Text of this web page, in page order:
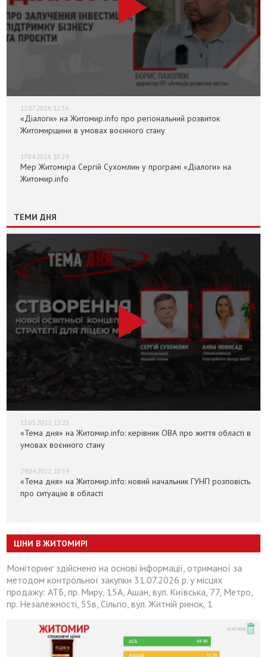
12.07.2024, 12:36
«Діалоги» на Житомир.info про регіональний розвиток
Житомирщини в умовах воєнного стану
17.04.2024, 10:29
Мер Житомира Сергій Сухомлин у програмі «Діалоги» на
Житомир.info
ТЕМИ ДНЯ
13.05.2022, 13:25
«Тема дня» на Житомир.info: керівник ОВА про життя області в
умовах воєнного стану
29.04.2022, 10:59
«Тема дня» на Житомир.info: новий начальник ГУНП розповість
про ситуацію в області
ЦІНИ В ЖИТОМИРІ
Моніторинг здійснено на основі інформації, отриманої за
методом контрольної закупки 31.07.2026 р. у місцях
продажу: АТБ, пр. Миру, 15А, Ашан, вул. Київська, 77, Метро,
пр. Незалежності, 55в, Сільпо, вул. Житній ринок, 1